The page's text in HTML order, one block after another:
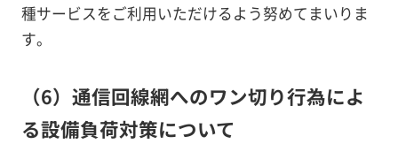
種サービスをご利用いただけるよう努めてまいりま
す。
（6）通信回線網へのワン切り行為によ
る設備負荷対策について